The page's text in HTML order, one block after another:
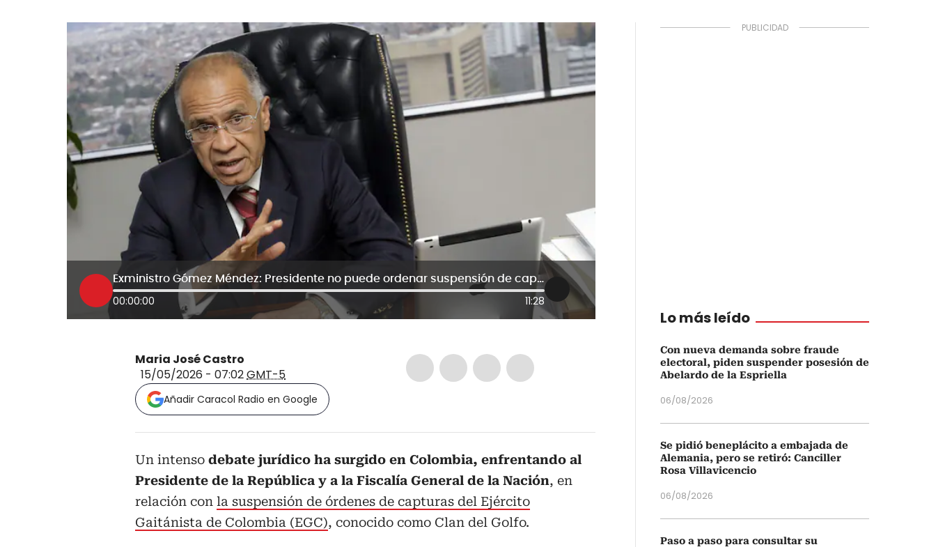
Exministro Gómez Méndez: Presidente no puede ordenar suspensión de capturas sin aval de la Fiscalía
00:00:00 11:28
Maria José Castro
15/05/2026 - 07:02GMT-5
Añadir Caracol Radio en Google
Un intenso debate jurídico ha surgido en Colombia, enfrentando al
Presidente de la República y a la Fiscalía General de la Nación, en
relación con la suspensión de órdenes de capturas del Ejército
Gaitánista de Colombia (EGC), conocido como Clan del Golfo.
Lo más leído
Con nueva demanda sobre fraude
electoral, piden suspender posesión de
Abelardo de la Espriella
06/08/2026
Se pidió beneplácito a embajada de
Alemania, pero se retiró: Canciller
Rosa Villavicencio
06/08/2026
Paso a paso para consultar su